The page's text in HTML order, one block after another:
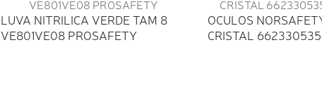
LUVA NITRILICA VERDE TAM 8
VE801VE08 PROSAFETY
OCULOS
CRISTAL